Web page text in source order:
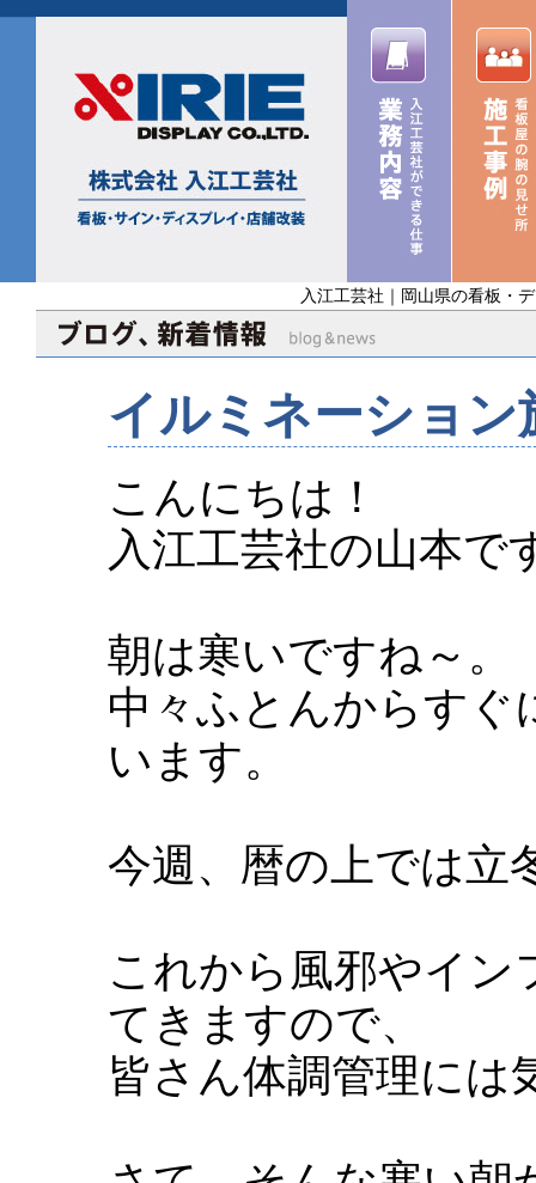
入江工芸社｜岡山県の看板・
イルミネーション
こんにちは！
入江工芸社の山本で
朝は寒いですね～。
中々ふとんからすぐ
います。
今週、暦の上では立
これから風邪やイン
てきますので、
皆さん体調管理には